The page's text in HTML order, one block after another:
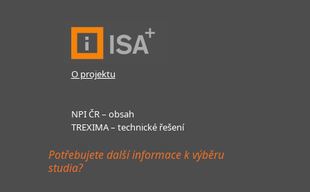
O projektu
NPI ČR – obsah
TREXIMA – technické řešení
Potřebujete další informace k výběru
studia?